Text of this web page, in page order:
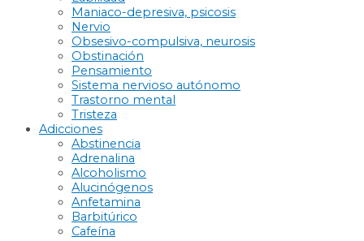
Maniaco-depresiva, psicosis
Nervio
Obsesivo-compulsiva, neurosis
Obstinación
Pensamiento
Sistema nervioso autónomo
Trastorno mental
Tristeza
Adicciones
Abstinencia
Adrenalina
Alcoholismo
Alucinógenos
Anfetamina
Barbitúrico
Cafeína